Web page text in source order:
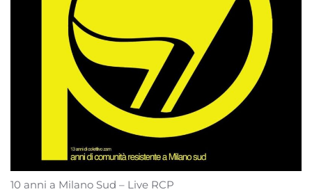
10 anni a Milano Sud – Live RCP